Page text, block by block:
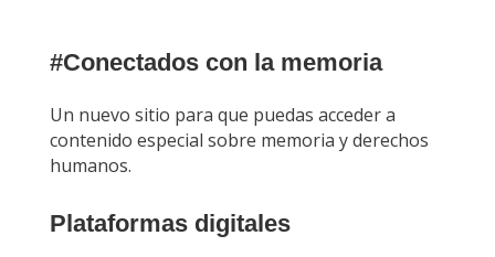
#Conectados con la memoria
Un nuevo sitio para que puedas acceder a
contenido especial sobre memoria y derechos
humanos.
Plataformas digitales